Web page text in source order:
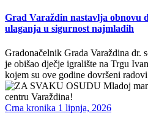
Grad Varaždin nastavlja obnovu
ulaganja u sigurnost najmlađih
Gradonačelnik Grada Varaždina dr.
je obišao dječje igralište na Trgu
kojem su ove godine dovršeni
Crna kronika 1 lipnja, 2026